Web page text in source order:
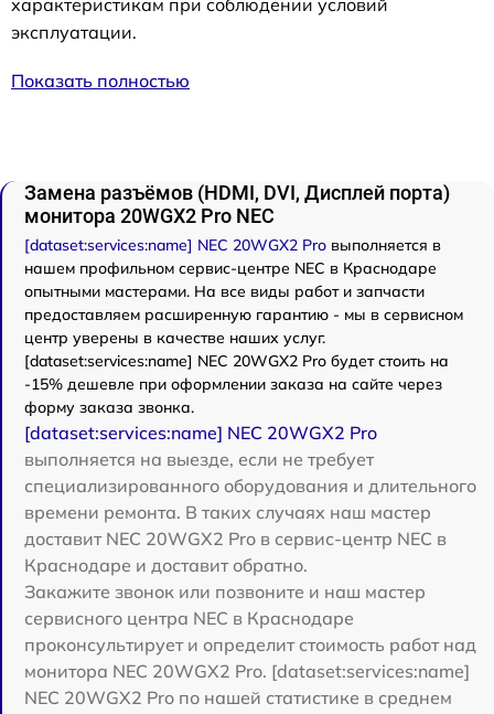
характеристикам при соблюдении условий
эксплуатации.
Показать полностью
Замена разъёмов (HDMI, DVI, Дисплей порта)
монитора 20WGX2 Pro NEC
[dataset:services:name] NEC 20WGX2 Pro выполняется в
нашем профильном сервис-центре NEC в Краснодаре
опытными мастерами. На все виды работ и запчасти
предоставляем расширенную гарантию - мы в сервисном
центр уверены в качестве наших услуг.
[dataset:services:name] NEC 20WGX2 Pro будет стоить на
-15% дешевле при оформлении заказа на сайте через
форму заказа звонка.
[dataset:services:name] NEC 20WGX2 Pro
выполняется на выезде, если не требует
специализированного оборудования и длительного
времени ремонта. В таких случаях наш мастер
доставит NEC 20WGX2 Pro в сервис-центр NEC в
Краснодаре и доставит обратно.
Закажите звонок или позвоните и наш мастер
сервисного центра NEC в Краснодаре
проконсультирует и определит стоимость работ над
монитора NEC 20WGX2 Pro. [dataset:services:name]
NEC 20WGX2 Pro по нашей статистике в среднем